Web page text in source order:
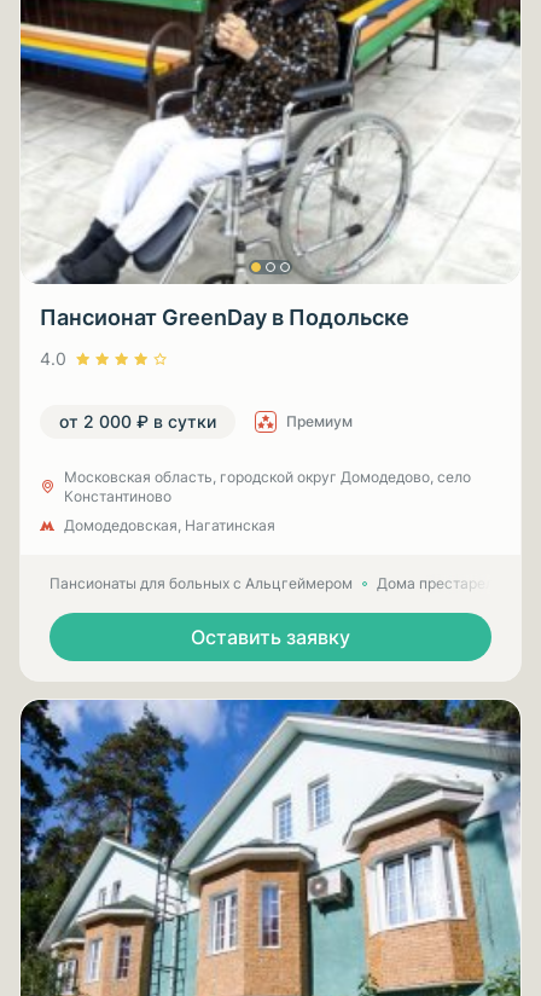
Пансионат GreenDay в Подольске
4.0
от 2 000 ₽ в сутки Премиум
Московская область, городской округ Домодедово, село
Константиново
Домодедовская, Нагатинская
Пансионаты для больных с Альцгеймером Дома престарелых
Оставить заявку